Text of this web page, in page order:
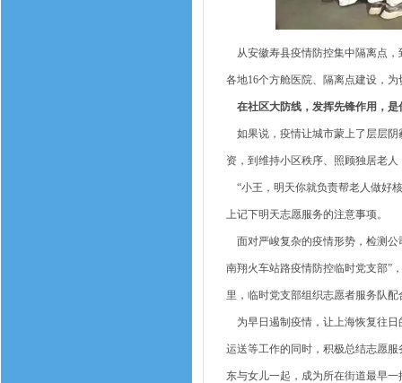
从安徽寿县疫情防控集中隔离点，
各地16个方舱医院、隔离点建设，
在社区大防线，发挥先锋作用，是
如果说，疫情让城市蒙上了层层阴
资，到维持小区秩序、照顾独居老
“小王，明天你就负责帮老人做好
上记下明天志愿服务的注意事项。
面对严峻复杂的疫情形势，检测公
南翔火车站路疫情防控临时党支部”
里，临时党支部组织志愿者服务队
为早日遏制疫情，让上海恢复往日
运送等工作的同时，积极总结志愿
东与女儿一起，成为所在街道最早